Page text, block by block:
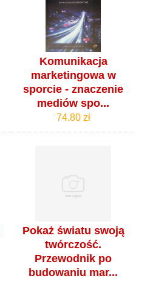
Komunikacja
marketingowa w
sporcie - znaczenie
mediów spo...
74.80 zł
Pokaż światu swoją
twórczość.
Przewodnik po
budowaniu mar...